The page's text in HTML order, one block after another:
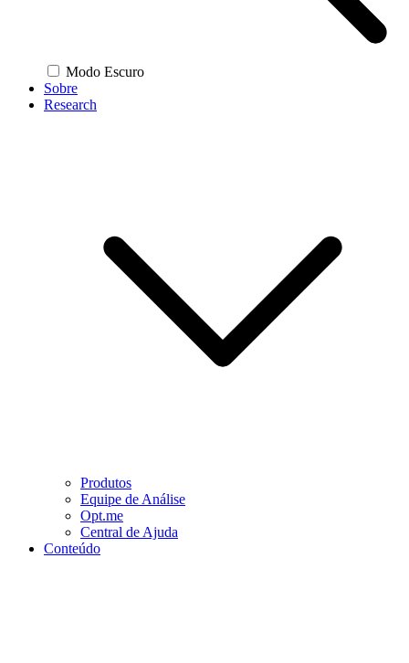
Modo Escuro
Sobre
Research
Produtos
Equipe de Análise
Opt.me
Central de Ajuda
Conteúdo